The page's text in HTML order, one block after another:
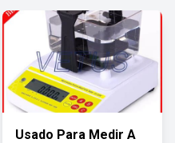
Usado Para Medir A